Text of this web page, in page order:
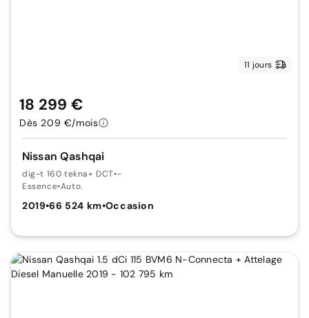
11 jours
Nissan Qashqai
dig-t 160 tekna+ DCT•-
Essence•Auto.
2019•66 524 km•Occasion
18 299 €
Dès 209 €/mois